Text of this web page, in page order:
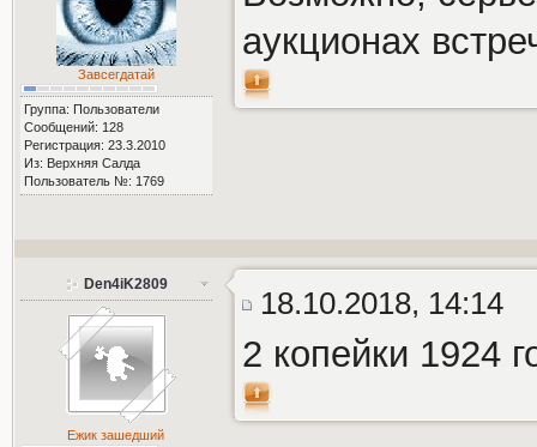
Завсегдатай
Группа: Пользователи
Сообщений: 128
Регистрация: 23.3.2010
Из: Верхняя Салда
Пользователь №: 1769
аукционах
Den4iK2809
Ежик зашедший
18.10.2018, 14:14
2 копейки 1924